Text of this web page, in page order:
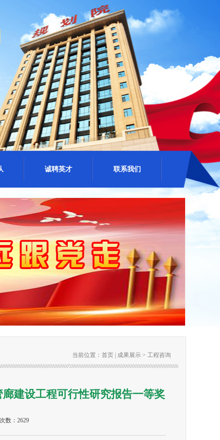
诚聘英才 联系我们
当前位置： 首页| 成果展示> 工程咨询
建设工程可行性研究报告一等奖
数：2629